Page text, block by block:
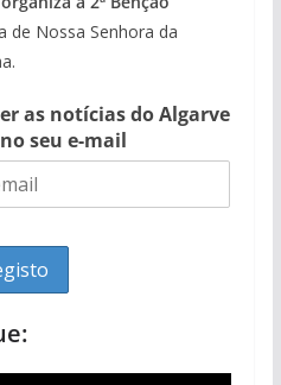
de Nossa Senhora da
as notícias do Algarve
seu e-mail